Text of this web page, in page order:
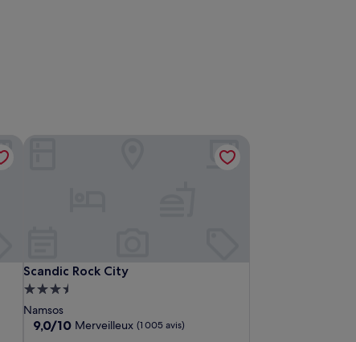
Scandic Rock City
Scandic Rock City
Hébergement
3.5 étoiles
Namsos
9.0
9,0/10 Merveilleux (1 005 avis)